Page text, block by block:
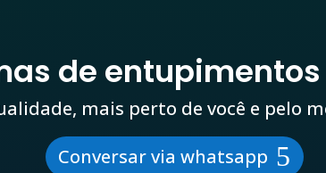
de
mais perto de você e pelo
Conversar via whatsapp